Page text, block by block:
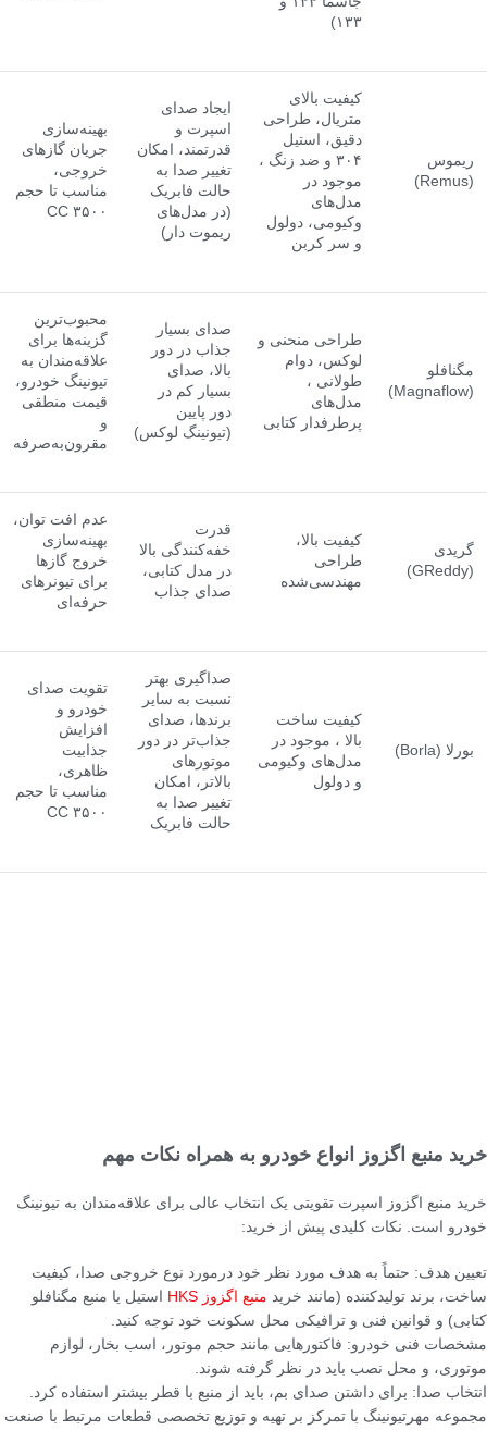
۱۳۳)
ریموس
(Remus)
کیفیت بالای
متریال، طراحی
دقیق، استیل
۳۰۴ و ضد زنگ ،
موجود در
مدل‌های
وکیومی، دولول
و سر کربن
ایجاد صدای
اسپرت و
قدرتمند، امکان
تغییر صدا به
حالت فابریک
(در مدل‌های
ریموت دار)
بهینه‌سازی
جریان گازهای
خروجی،
مناسب تا حجم
۳۵۰۰ CC
مگنافلو
(Magnaflow)
طراحی منحنی و
لوکس، دوام
طولانی ،
مدل‌های
پرطرفدار کتابی
صدای بسیار
جذاب در دور
بالا، صدای
بسیار کم در
دور پایین
(تیونینگ لوکس)
محبوب‌ترین
گزینه‌ها برای
علاقه‌مندان به
تیونینگ خودرو،
قیمت منطقی
و
مقرون‌به‌صرفه
گریدی
(GReddy)
کیفیت بالا،
طراحی
مهندسی‌شده
قدرت
خفه‌کنندگی بالا
در مدل کتابی،
صدای جذاب
عدم افت توان،
بهینه‌سازی
خروج گازها
برای تیونرهای
حرفه‌ای
بورلا (Borla)
کیفیت ساخت
بالا ، موجود در
مدل‌های وکیومی
و دولول
صداگیری بهتر
نسبت به سایر
برندها، صدای
جذاب‌تر در دور
موتورهای
بالاتر، امکان
تغییر صدا به
حالت فابریک
تقویت صدای
خودرو و
افزایش
جذابیت
ظاهری،
مناسب تا حجم
۳۵۰۰ CC
خرید منبع اگزوز انواع خودرو به همراه نکات مهم
خرید منبع اگزوز اسپرت تقویتی یک انتخاب عالی برای علاقه‌مندان به تیونینگ
خودرو است. نکات کلیدی پیش از خرید:
تعیین هدف: حتماً به هدف مورد نظر خود درمورد نوع خروجی صدا، کیفیت
ساخت، برند تولیدکننده (مانند خرید منبع اگزوز HKS
استیل یا منبع مگنافلو
کتابی) و قوانین فنی و ترافیکی محل سکونت خود توجه کنید.
مشخصات فنی خودرو: فاکتورهایی مانند حجم موتور، اسب بخار، لوازم
موتوری، و محل نصب باید در نظر گرفته شوند.
انتخاب صدا: برای داشتن صدای بم، باید از منبع با قطر بیشتر استفاده کرد.
مجموعه مهرتیونینگ با تمرکز بر تهیه و توزیع تخصصی قطعات مرتبط با صنعت